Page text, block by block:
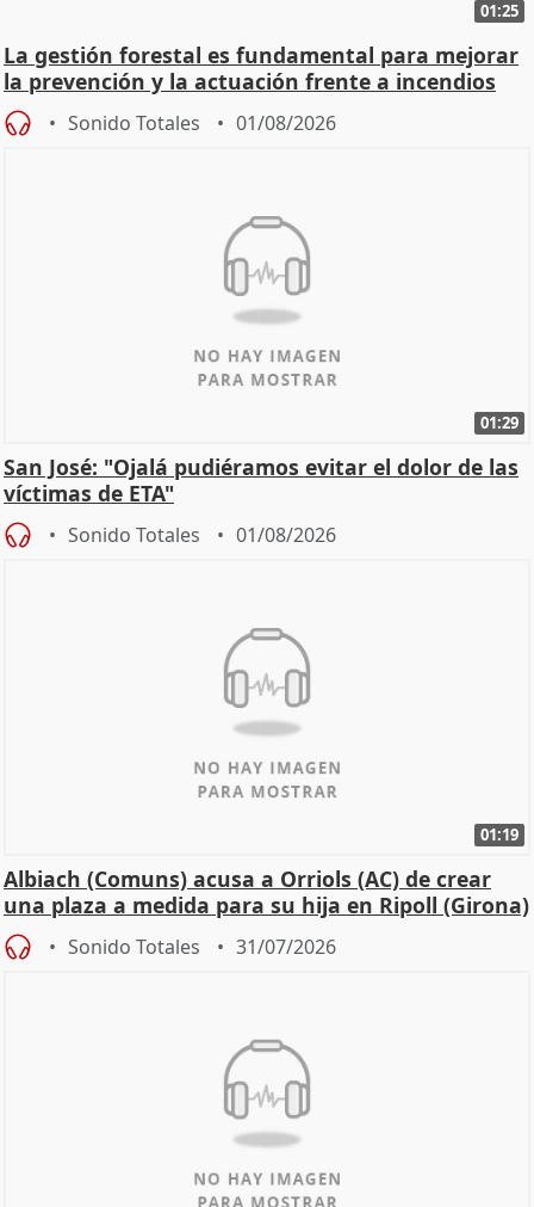
01:25
La gestión forestal es fundamental para mejorar
la prevención y la actuación frente a incendios
Sonido Totales 01/08/2026
01:29
San José: "Ojalá pudiéramos evitar el dolor de las
víctimas de ETA"
Sonido Totales 01/08/2026
01:19
Albiach (Comuns) acusa a Orriols (AC) de crear
una plaza a medida para su hija en Ripoll (Girona)
Sonido Totales 31/07/2026